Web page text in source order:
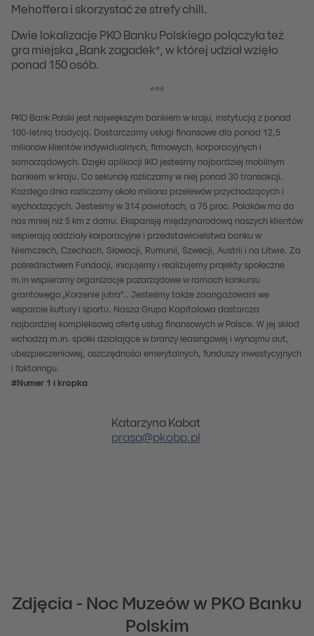
Mehoffera i skorzystać ze strefy chill.
Dwie lokalizacje PKO Banku Polskiego połączyła też
gra miejska „Bank zagadek”, w której udział wzięło
ponad 150 osób.
***
PKO Bank Polski jest największym bankiem w kraju, instytucją z ponad
100-letnią tradycją. Dostarczamy usługi finansowe dla ponad 12,5
milionów klientów indywidualnych, firmowych, korporacyjnych i
samorządowych. Dzięki aplikacji IKO jesteśmy najbardziej mobilnym
bankiem w kraju. Co sekundę rozliczamy w niej ponad 30 transakcji.
Każdego dnia rozliczamy około miliona przelewów przychodzących i
wychodzących. Jesteśmy w 314 powiatach, a 75 proc. Polaków ma do
nas mniej niż 5 km z domu. Ekspansję międzynarodową naszych klientów
wspierają oddziały korporacyjne i przedstawicielstwa banku w
Niemczech, Czechach, Słowacji, Rumunii, Szwecji, Austrii i na Litwie. Za
pośrednictwem Fundacji, inicjujemy i realizujemy projekty społeczne
m.in wspieramy organizacje pozarządowe w ramach konkursu
grantowego „Korzenie jutra".. Jesteśmy także zaangażowani we
wsparcie kultury i sportu. Nasza Grupa Kapitałowa dostarcza
najbardziej kompleksową ofertę usług finansowych w Polsce. W jej skład
wchodzą m.in. spółki działające w branży leasingowej i wynajmu aut,
ubezpieczeniowej, oszczędności emerytalnych, funduszy inwestycyjnych
i faktoringu.
#Numer 1 i kropka
Katarzyna Kabat
prasa@pkobp.pl
Zdjęcia - Noc Muzeów w PKO Banku
Polskim